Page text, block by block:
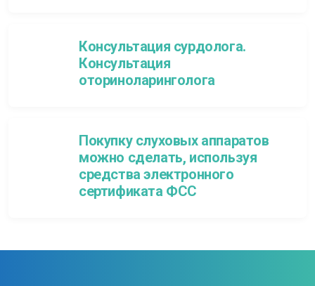
Консультация сурдолога.
Консультация
оториноларинголога
Покупку слуховых аппаратов
можно сделать, используя
средства электронного
сертификата ФСС